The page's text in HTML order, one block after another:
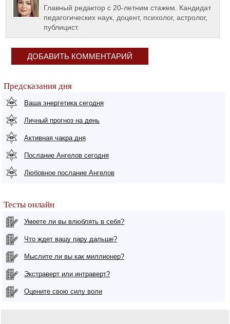
Главный редактор с 20-летним стажем. Кандидат
педагогических наук, доцент, психолог, астролог,
публицист.
ДОБАВИТЬ КОММЕНТАРИЙ
Предсказания дня
Ваша энергетика сегодня
Личный прогноз на день
Активная чакра дня
Послание Ангелов сегодня
Любовное послание Ангелов
Тесты онлайн
Умеете ли вы влюблять в себя?
Что ждет вашу пару дальше?
Мыслите ли вы как миллионер?
Экстраверт или интраверт?
Оцените свою силу воли